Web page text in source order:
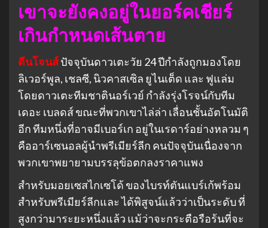
เขาจะยังคงอยู่ในยอร์คเชียร์
เกินกําหนดเส้นตาย
ดีนโจนส์ปัจจุบันดาวเตะวัย 24 ปีกําลังถูกมองโดย
ลิเวอร์พูล, เชลซี, นิวคาสเซิล ยูไนเต็ด และ ฟูแล่ม
โดยดาวเตะทีมชาตินอร์เวย์ กําลังรุ่งโรจน์กับทีม
เดอะ เบลดส์ ขณะที่พวกเขาไล่ล่า เลื่อนชั้นอัตโนมัติ
อีก ทีมหนึ่งที่อาจมีเบอร์เก อยู่ในเรดาร์อย่างหลวม ๆ
คืออาร์เซนอลผู้นําพรีเมียร์ลีก คนปัจจุบันเนื่องจาก
พวกเขาพยายามบรรลุข้อตกลงราคาแพง
สําหรับมอยเซสไกเซโด้ ของไบรท์ตันแบร์เก้พร้อม
สําหรับพรีเมียร์ลีกและ ได้พิสูจน์แล้วว่าเป็นระดับ ที่
สูงกว่ามาระยะหนึ่งแล้ว แม้ว่าจะกระตือรือร้นที่จะ